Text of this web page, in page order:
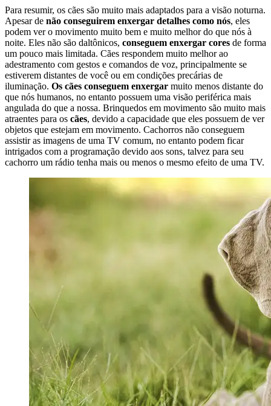
Para resumir, os cães são muito mais adaptados para a visão noturna.
Apesar de não conseguirem enxergar detalhes como nós, eles
podem ver o movimento muito bem e muito melhor do que nós à
noite. Eles não são daltônicos, conseguem enxergar cores de forma
um pouco mais limitada. Cães respondem muito melhor ao
adestramento com gestos e comandos de voz, principalmente se
estiverem distantes de você ou em condições precárias de
iluminação. Os cães conseguem enxergar muito menos distante do
que nós humanos, no entanto possuem uma visão periférica mais
angulada do que a nossa. Brinquedos em movimento são muito mais
atraentes para os cães, devido a capacidade que eles possuem de ver
objetos que estejam em movimento. Cachorros não conseguem
assistir as imagens de uma TV comum, no entanto podem ficar
intrigados com a programação devido aos sons, talvez para seu
cachorro um rádio tenha mais ou menos o mesmo efeito de uma TV.